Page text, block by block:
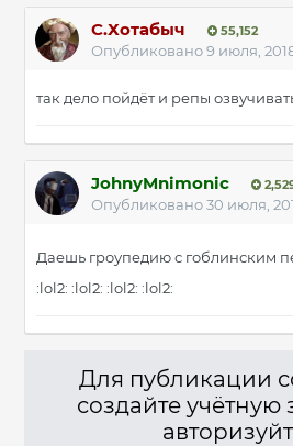
С.Хотабыч 55,152
Опубликовано9 июля,
так дело пойдёт и репы
JohnyMnimonic
Опубликовано30 июля,
Даешь гроупедию с гоблинским
:lol2: :lol2: :lol2: :lol2:
Для публикации
создайте учётную